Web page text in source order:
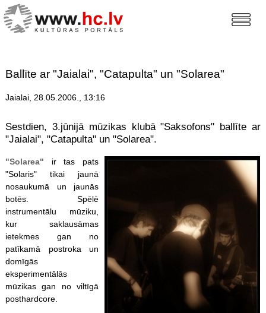
Ballīte ar "Jaialai", "Catapulta" un "Solarea"
Jaialai, 28.05.2006., 13:16
Sestdien, 3.jūnijā mūzikas klubā "Saksofons" ballīte ar
"Jaialai", "Catapulta" un "Solarea".
"Solarea" ir tas pats
"Solaris" tikai jaunā
nosaukumā un jaunās
botēs. Spēlē
instrumentālu mūziku,
kur saklausāmas
ietekmes gan no
patīkamā postroka un
domīgās
eksperimentālās
mūzikas gan no viltīgā
posthardcore.